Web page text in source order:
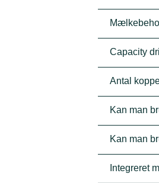
Capacity
Antal
Kan man
Kan man
Integreret